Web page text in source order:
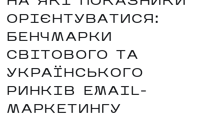
ОРІЄНТУВАТИСЯ:
БЕНЧМАРКИ
СВІТОВОГО ТА
УКРАЇНСЬКОГО
РИНКІВ EMAIL-
МАРКЕТИНГУ